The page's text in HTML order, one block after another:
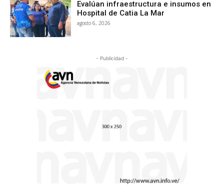
Evalúan infraestructura e insumos en
Hospital de Catia La Mar
agosto 6, 2026
- Publicidad -